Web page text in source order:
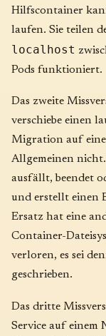
Hilfscontainer
laufen. Sie teilen
localhost
Pods funktioniert.
Das zweite
verschiebe einen
Migration auf
Allgemeinen
ausfällt, beendet
und erstellt einen
Ersatz hat eine
Container-
verloren, es sei
geschrieben.
Das dritte
Service auf einem